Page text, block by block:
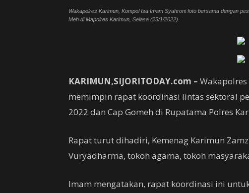
Wakapolres Karimun, Kompol Isa Imam Syahroni foto bersama dengan
Meh di Mapolres Karimun, Selasa (25/1/2022).
KARIMUN,SIJORITODAY.com –
memimpin rapat koordinasi lintas sektoral
2022 dan Cap Gomeh di Rupatama Polres
Rapat turut dihadiri, Kemenag Karimun
Vuryadharma, tokoh agama, tokoh
Imam mengatakan, rapat koordinasi ini